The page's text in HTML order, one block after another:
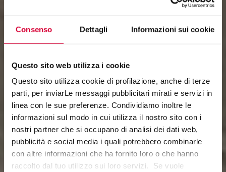
Consenso Dettagli Informazioni sui cookie
Questo sito web utilizza i cookie
Questo sito utilizza cookie di profilazione, anche di terze
parti, per inviarLe messaggi pubblicitari mirati e servizi in
linea con le sue preferenze. Condividiamo inoltre le
informazioni sul modo in cui utilizza il nostro sito con i
nostri partner che si occupano di analisi dei dati web,
pubblicità e social media i quali potrebbero combinarle
con altre informazioni che ha fornito loro o che hanno
raccolto dal tuo utilizzo sui loro servizi. Se vuole
PERCORSI SMART